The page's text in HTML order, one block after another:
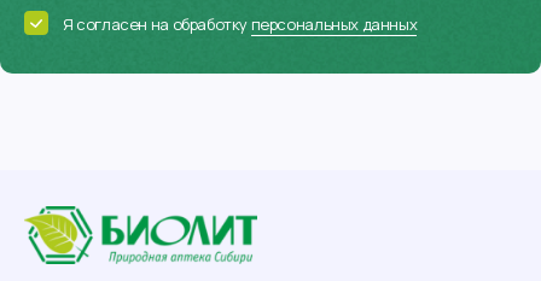
Я согласен на обработкуперсональных данных